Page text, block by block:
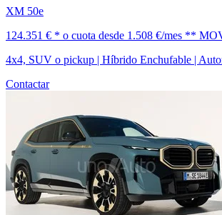
XM 50e
124.351 € * o cuota desde 1.508 €/mes **
4x4, SUV o pickup | Híbrido Enchufable |
Contactar